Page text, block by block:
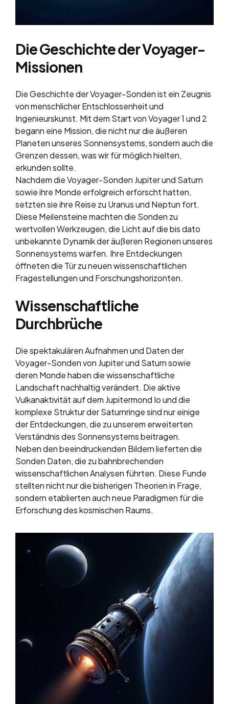
Die Geschichte der Voyager-
Missionen
Die Geschichte der Voyager-Sonden ist ein Zeugnis
von menschlicher Entschlossenheit und
Ingenieurskunst. Mit dem Start von Voyager 1 und 2
begann eine Mission, die nicht nur die äußeren
Planeten unseres Sonnensystems, sondern auch die
Grenzen dessen, was wir für möglich hielten,
erkunden sollte.
Nachdem die Voyager-Sonden Jupiter und Saturn
sowie ihre Monde erfolgreich erforscht hatten,
setzten sie ihre Reise zu Uranus und Neptun fort.
Diese Meilensteine machten die Sonden zu
wertvollen Werkzeugen, die Licht auf die bis dato
unbekannte Dynamik der äußeren Regionen unseres
Sonnensystems warfen. Ihre Entdeckungen
öffneten die Tür zu neuen wissenschaftlichen
Fragestellungen und Forschungshorizonten.
Wissenschaftliche
Durchbrüche
Die spektakulären Aufnahmen und Daten der
Voyager-Sonden von Jupiter und Saturn sowie
deren Monde haben die wissenschaftliche
Landschaft nachhaltig verändert. Die aktive
Vulkanaktivität auf dem Jupitermond Io und die
komplexe Struktur der Saturnringe sind nur einige
der Entdeckungen, die zu unserem erweiterten
Verständnis des Sonnensystems beitragen.
Neben den beeindruckenden Bildern lieferten die
Sonden Daten, die zu bahnbrechenden
wissenschaftlichen Analysen führten. Diese Funde
stellten nicht nur die bisherigen Theorien in Frage,
sondern etablierten auch neue Paradigmen für die
Erforschung des kosmischen Raums.